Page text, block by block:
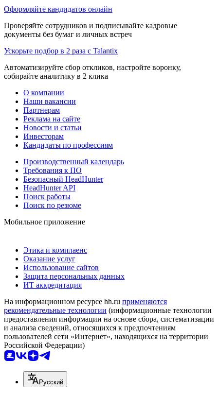
Оформляйте кандидатов онлайн
Проверяйте сотрудников и подписывайте кадровые
документы без бумаг и личных встреч
Ускорьте подбор в 2 раза с Talantix
Автоматизируйте сбор откликов, настройте воронку,
собирайте аналитику в 2 клика
О компании
Наши вакансии
Партнерам
Реклама на сайте
Новости и статьи
Инвесторам
Кандидаты по профессиям
Производственный календарь
Требования к ПО
Безопасный HeadHunter
HeadHunter API
Поиск работы
Поиск по резюме
Мобильное приложение
Этика и комплаенс
Оказание услуг
Использование сайтов
Защита персональных данных
ИТ аккредитация
На информационном ресурсе hh.ru применяются
рекомендательные технологии (информационные технологии
предоставления информации на основе сбора, систематизации
и анализа сведений, относящихся к предпочтениям
пользователей сети «Интернет», находящихся на территории
Российской Федерации)
Русский